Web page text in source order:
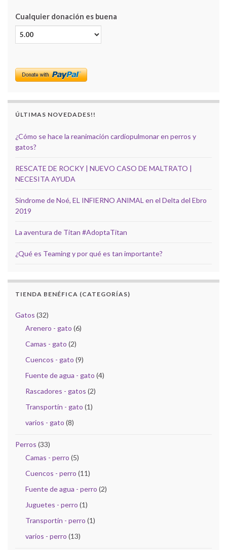
Cualquier donación es buena
ÚLTIMAS NOVEDADES!!
¿Cómo se hace la reanimación cardiopulmonar en perros y
gatos?
RESCATE DE ROCKY | NUEVO CASO DE MALTRATO |
NECESITA AYUDA
Sindrome de Noé, EL INFIERNO ANIMAL en el Delta del Ebro
2019
La aventura de Titan #AdoptaTitan
¿Qué es Teaming y por qué es tan importante?
TIENDA BENÉFICA (CATEGORÍAS)
Gatos (32)
Arenero - gato (6)
Camas - gato (2)
Cuencos - gato (9)
Fuente de agua - gato (4)
Rascadores - gatos (2)
Transportín - gato (1)
varios - gato (8)
Perros (33)
Camas - perro (5)
Cuencos - perro (11)
Fuente de agua - perro (2)
Juguetes - perro (1)
Transportín - perro (1)
varios - perro (13)